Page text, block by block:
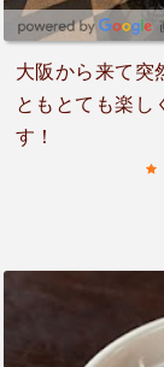
大阪から来て突
ともとても楽し
す！